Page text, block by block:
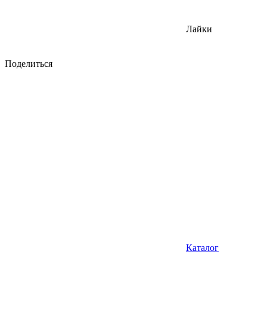
Лайки
Поделиться
Каталог